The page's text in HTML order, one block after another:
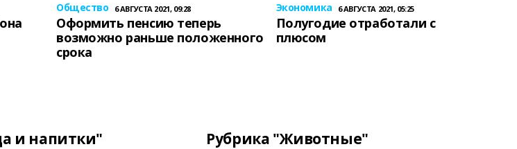
Общество 6 АВГУСТА 2021, 09:28
Оформить пенсию теперь
возможно раньше положенного
срока
Экономика 6 АВГУСТА 2021, 05:25
Полугодие отработали с
плюсом
и напитки" Рубрика "Животные"